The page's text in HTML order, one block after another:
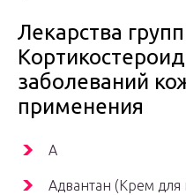
Лекарства
заболеваний
применения
А
Адвантан (Крем